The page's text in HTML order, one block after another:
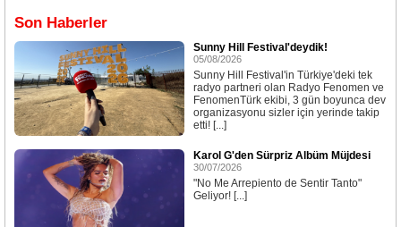
Son Haberler
Sunny Hill Festival'deydik!
05/08/2026
Sunny Hill Festival'in Türkiye'deki tek
radyo partneri olan Radyo Fenomen ve
FenomenTürk ekibi, 3 gün boyunca dev
organizasyonu sizler için yerinde takip
etti! [...]
Karol G'den Sürpriz Albüm Müjdesi
30/07/2026
"No Me Arrepiento de Sentir Tanto"
Geliyor! [...]